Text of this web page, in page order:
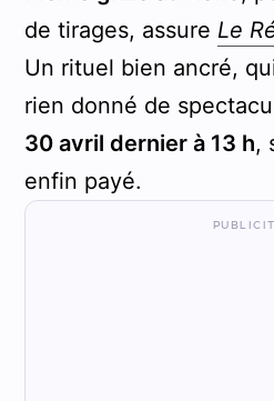
de tirages, assure Le
Un rituel bien ancré,
rien donné de
30 avril dernier à 13 h,
enfin payé.